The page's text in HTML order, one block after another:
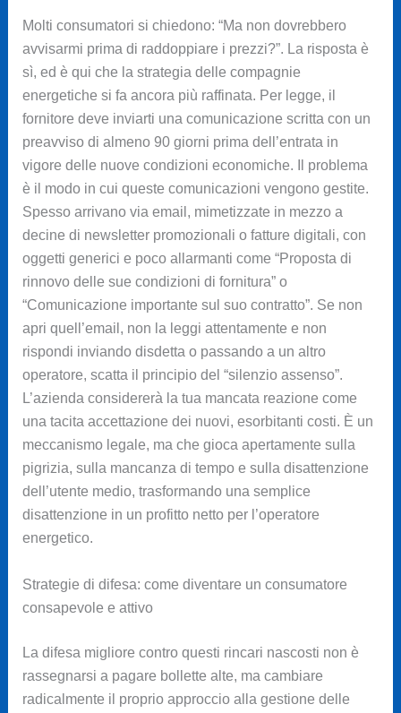
Molti consumatori si chiedono: “Ma non dovrebbero
avvisarmi prima di raddoppiare i prezzi?”. La risposta è
sì, ed è qui che la strategia delle compagnie
energetiche si fa ancora più raffinata. Per legge, il
fornitore deve inviarti una comunicazione scritta con un
preavviso di almeno 90 giorni prima dell’entrata in
vigore delle nuove condizioni economiche. Il problema
è il modo in cui queste comunicazioni vengono gestite.
Spesso arrivano via email, mimetizzate in mezzo a
decine di newsletter promozionali o fatture digitali, con
oggetti generici e poco allarmanti come “Proposta di
rinnovo delle sue condizioni di fornitura” o
“Comunicazione importante sul suo contratto”. Se non
apri quell’email, non la leggi attentamente e non
rispondi inviando disdetta o passando a un altro
operatore, scatta il principio del “silenzio assenso”.
L’azienda considererà la tua mancata reazione come
una tacita accettazione dei nuovi, esorbitanti costi. È un
meccanismo legale, ma che gioca apertamente sulla
pigrizia, sulla mancanza di tempo e sulla disattenzione
dell’utente medio, trasformando una semplice
disattenzione in un profitto netto per l’operatore
energetico.
Strategie di difesa: come diventare un consumatore
consapevole e attivo
La difesa migliore contro questi rincari nascosti non è
rassegnarsi a pagare bollette alte, ma cambiare
radicalmente il proprio approccio alla gestione delle